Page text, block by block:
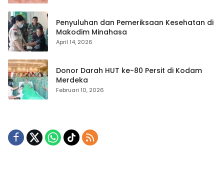
Penyuluhan dan Pemeriksaan Kesehatan di
Makodim Minahasa
April 14, 2026
Donor Darah HUT ke-80 Persit di Kodam
Merdeka
Februari 10, 2026